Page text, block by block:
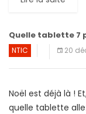
Quelle tablette 7
NTIC 20
Noël est déjà là !
quelle tablette